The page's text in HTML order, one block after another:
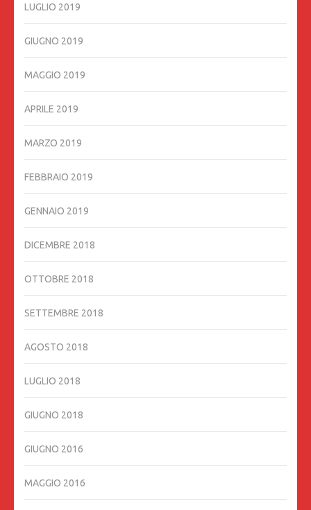
LUGLIO 2019
GIUGNO 2019
MAGGIO 2019
APRILE 2019
MARZO 2019
FEBBRAIO 2019
GENNAIO 2019
DICEMBRE 2018
OTTOBRE 2018
SETTEMBRE 2018
AGOSTO 2018
LUGLIO 2018
GIUGNO 2018
GIUGNO 2016
MAGGIO 2016